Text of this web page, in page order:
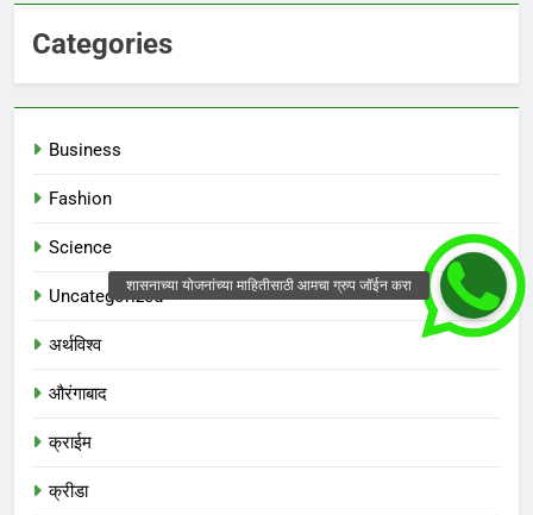
Categories
Business
Fashion
Science
Uncategorized
अर्थविश्व
औरंगाबाद
क्राईम
क्रीडा